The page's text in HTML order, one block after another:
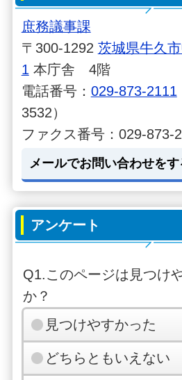
庶務議事課
〒300-1292 茨城県牛久
1 本庁舎 4階
電話番号： 029-873-2111
3532）
ファクス番号：029-873-
メールでお問い合わせをす
アンケート
Q1.このページは見つけ
か？
見つけやすかった
どちらともいえない